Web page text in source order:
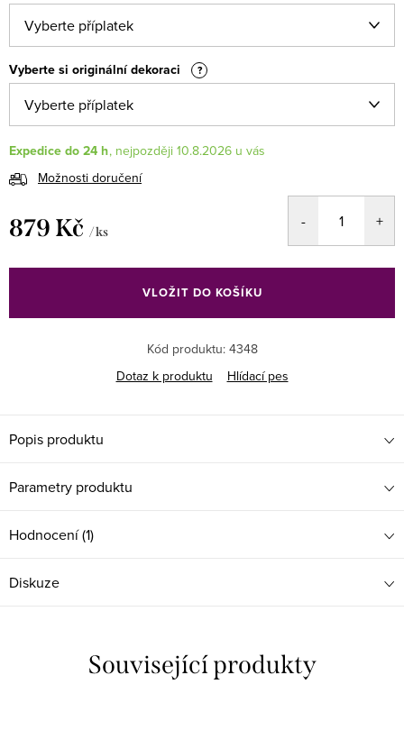
Vyberte si originální dekoraci ?
Expedice do 24 h
10.8.2026
Možnosti doručení
879 Kč / ks
cena:
VLOŽIT DO KOŠÍKU
Kód produktu: 4348
Dotaz k produktu
Hlídací pes
Popis produktu
Parametry produktu
Hodnocení (1)
Diskuze
Související produkty